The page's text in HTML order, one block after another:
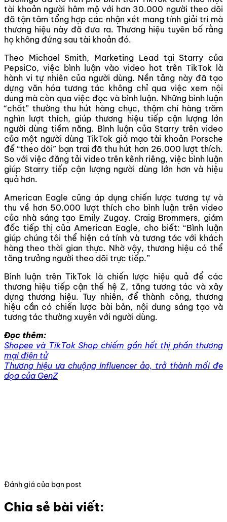
tài khoản người hâm mộ với hơn 30.000 người theo dõi
đã tận tâm tổng hợp các nhận xét mang tính giải trí mà
thương hiệu này đã đưa ra. Thương hiệu tuyên bố rằng
họ không đứng sau tài khoản đó.
Theo Michael Smith, Marketing Lead tại Starry của
PepsiCo, việc bình luận vào video hot trên TikTok là
hành vi tự nhiên của người dùng. Nền tảng này đã tạo
dựng văn hóa tương tác không chỉ qua việc xem nội
dung mà còn qua việc đọc và bình luận. Những bình luận
“chất” thường thu hút hàng chục, thậm chí hàng trăm
nghìn lượt thích, giúp thương hiệu tiếp cận lượng lớn
người dùng tiềm năng. Bình luận của Starry trên video
của một người dùng TikTok giả mạo tài khoản Porsche
để “theo dõi” bạn trai đã thu hút hơn 26.000 lượt thích.
So với việc đăng tải video trên kênh riêng, việc bình luận
giúp Starry tiếp cận lượng người dùng lớn hơn và hiệu
quả hơn.
American Eagle cũng áp dụng chiến lược tương tự và
thu về hơn 50.000 lượt thích cho bình luận trên video
của nhà sáng tạo Emily Zugay. Craig Brommers, giám
đốc tiếp thị của American Eagle, cho biết: “Bình luận
giúp chúng tôi thể hiện cá tính và tương tác với khách
hàng theo thời gian thực. Nhờ vậy, thương hiệu có thể
tăng trưởng người theo dõi trực tiếp.”
Bình luận trên TikTok là chiến lược hiệu quả để các
thương hiệu tiếp cận thế hệ Z, tăng tương tác và xây
dựng thương hiệu. Tuy nhiên, để thành công, thương
hiệu cần có chiến lược bài bản, nội dung sáng tạo và
tương tác thường xuyên với người dùng.
Đọc thêm:
Shopee và TikTok Shop chiếm gần hết thị phần thương
mại điện tử
Thương hiệu ưa chuộng Influencer ảo, trở thành mối đe
dọa của GenZ
Đánh giá của bạn post
Chia sẻ bài viết: